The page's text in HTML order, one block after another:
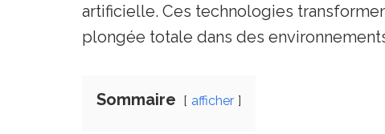
artificielle. Ces technologies
plongée totale dans des
Sommaire afficher